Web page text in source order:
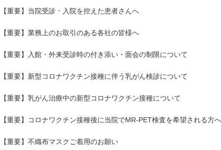
【重要】当院受診・入院を控えた患者さんへ
【重要】業務上のお取引のある各社の皆様へ
【重要】入館・外来受診時の付き添い・面会の制限について
【重要】新型コロナワクチン接種に伴う乳がん検診について
【重要】乳がん治療中の新型コロナワクチン接種について
【重要】コロナワクチン接種後に当院でMR-PET検査を希望される方へ
【重要】不織布マスクご着用のお願い